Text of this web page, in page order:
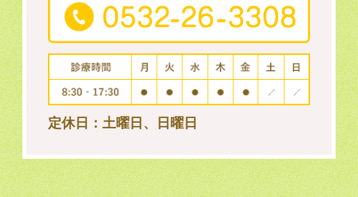
定休日：土曜日、日曜日